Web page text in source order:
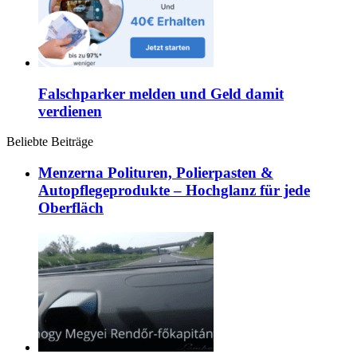
Falschparker melden und Geld damit
verdienen
Beliebte Beiträge
Menzerna Polituren, Polierpasten &
Autopflegeprodukte – Hochglanz für jede
Oberfläch